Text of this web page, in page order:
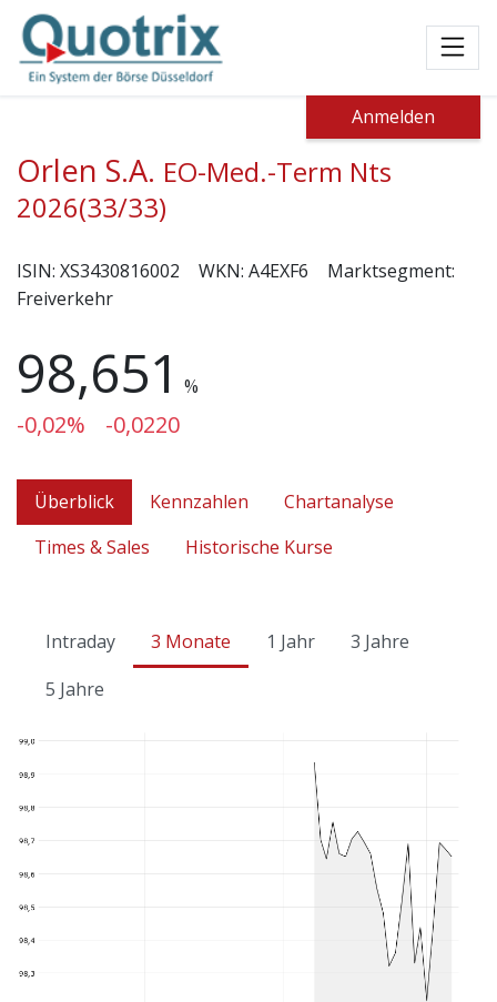
Anmelden
Orlen S.A. EO-Med.-Term Nts
2026(33/33)
ISIN: XS3430816002 WKN: A4EXF6
Marktsegment:
Freiverkehr
98,651 %
-0,02% -0,0220
Überblick Kennzahlen
Chartanalyse
Times & Sales
Historische Kurse
Intraday 3 Monate 1 Jahr
3 Jahre
5 Jahre